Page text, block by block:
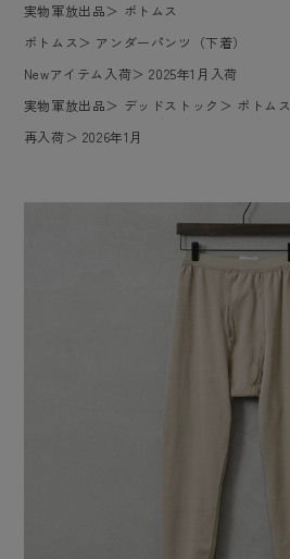
実物軍放出品＞ ボトムス
ボトムス ＞ アンダーパンツ（下着）
Newアイテム入荷＞2025年1月入荷
実物軍放出品＞ デッドストック ＞ ボトムス
再入荷＞ 2026年1月